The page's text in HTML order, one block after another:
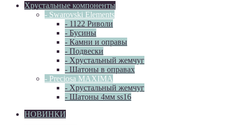
Хрустальные компоненты
- Swarovski Elements
- 1122 Риволи
- Бусины
- Камни и оправы
- Подвески
- Хрустальный жемчуг
- Шатоны в оправах
- Preciosa MAXIMA
- Хрустальный жемчуг
- Шатоны 4мм ss16
НОВИНКИ